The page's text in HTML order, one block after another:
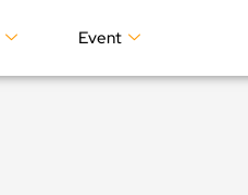
Event